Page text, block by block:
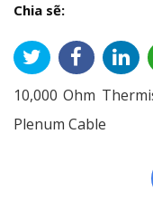
Chia sẽ:
10,000 Ohm
Plenum Cable